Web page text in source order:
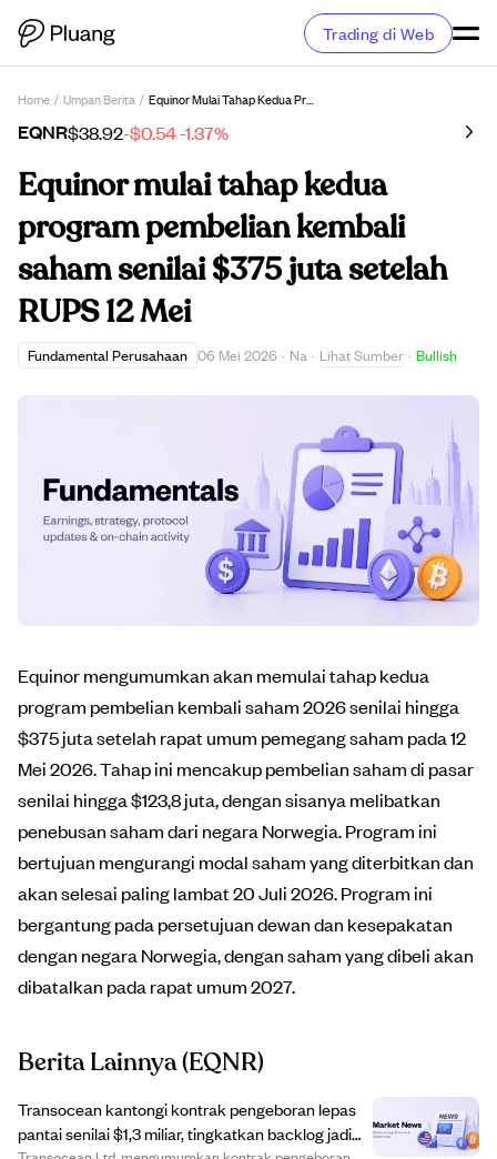
Trading di Web
Home / Umpan Berita / Equinor Mulai Tahap Kedua Program Pembelian Kembali Saham Senilai $375 Juta Setelah RUPS 12 Mei
EQNR$38.92-$0.54-1.37%
Equinor mulai tahap kedua
program pembelian kembali
saham senilai $375 juta setelah
RUPS 12 Mei
Fundamental Perusahaan 06 Mei 2026 · Na · Lihat Sumber · Bullish
Equinor mengumumkan akan memulai tahap kedua
program pembelian kembali saham 2026 senilai hingga
$375 juta setelah rapat umum pemegang saham pada 12
Mei 2026. Tahap ini mencakup pembelian saham di pasar
senilai hingga $123,8 juta, dengan sisanya melibatkan
penebusan saham dari negara Norwegia. Program ini
bertujuan mengurangi modal saham yang diterbitkan dan
akan selesai paling lambat 20 Juli 2026. Program ini
bergantung pada persetujuan dewan dan kesepakatan
dengan negara Norwegia, dengan saham yang dibeli akan
dibatalkan pada rapat umum 2027.
Berita Lainnya(EQNR)
Transocean kantongi kontrak pengeboran lepas
pantai senilai $1,3 miliar, tingkatkan backlog jadi